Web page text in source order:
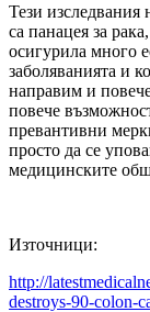
Тези изследвания
са панацея за
осигурила много
заболяванията и
направим и
повече
превантивни
просто да се
медицинските
Източници:
http://
destroys-90-colon-